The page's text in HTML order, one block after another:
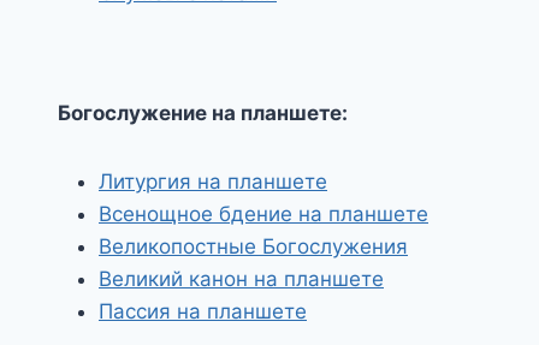
Богослужение на планшете:
Литургия на планшете
Всенощное бдение на планшете
Великопостные Богослужения
Великий канон на планшете
Пассия на планшете